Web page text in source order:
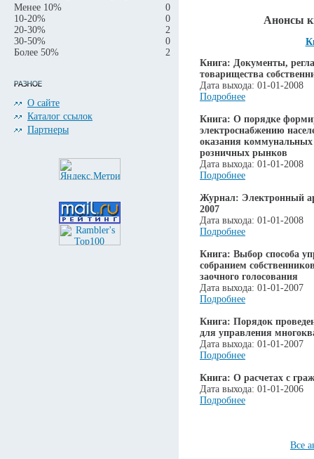
Менее 10%
0
10-20%
0
20-30%
2
30-50%
0
Более 50%
2
О сайте
Каталог ссылок
Партнеры
Анонсы
Книга: Документы,
товарищества
Дата выхода: 01-01-2008
Подробнее
Книга: О порядке
электроснабжению
оказания
розничных рынков
Дата выхода: 01-01-2008
Подробнее
Журнал: Электронный
2007
Дата выхода: 01-01-2008
Подробнее
Книга: Выбор способа
собранием
заочного голосования
Дата выхода: 01-01-2007
Подробнее
Книга: Порядок
для управления
Дата выхода: 01-01-2007
Подробнее
Книга: О расчетах с
Дата выхода: 01-01-2006
Подробнее
Все